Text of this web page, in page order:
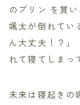
のプリン を買
颯太が倒れてい
ん大丈夫！？」
れて寝てしまっ
未来は寝起きの